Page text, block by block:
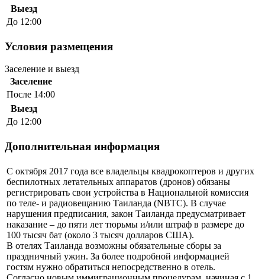
Выезд
До 12:00
Условия размещения
Заселение и выезд
Заселение
После 14:00
Выезд
До 12:00
Дополнительная информация
С октября 2017 года все владельцы квадрокоптеров и других
беспилотных летательных аппаратов (дронов) обязаны
регистрировать свои устройства в Национальной комиссия
по теле- и радиовещанию Таиланда (NBTC). В случае
нарушения предписания, закон Таиланда предусматривает
наказание – до пяти лет тюрьмы и/или штраф в размере до
100 тысяч бат (около 3 тысяч долларов США).
В отелях Таиланда возможны обязательные сборы за
праздничный ужин. За более подробной информацией
гостям нужно обратиться непосредственно в отель.